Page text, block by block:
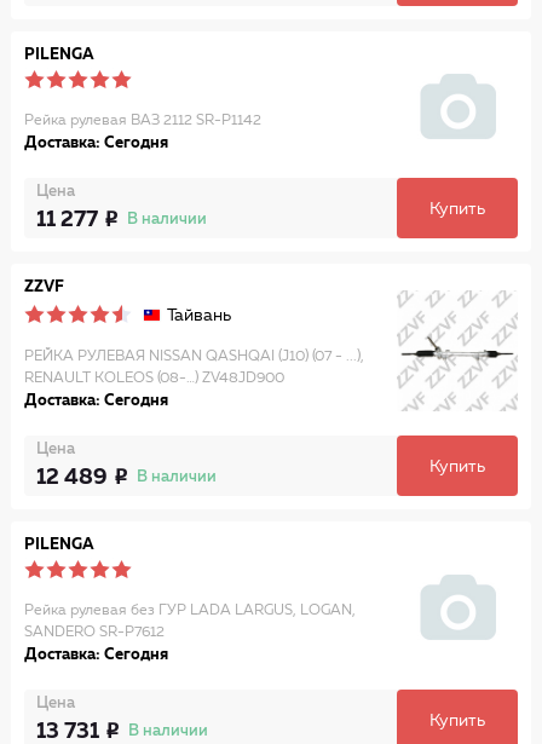
PILENGA
Рейка рулевая ВАЗ 2112 SR-P1142
Доставка: Сегодня
Цена
11 277 В наличии
Купить
ZZVF
Тайвань
РЕЙКА РУЛЕВАЯ NISSAN QASHQAI (J10) (07 - ...),
RENAULT KOLEOS (08-…) ZV48JD900
Доставка: Сегодня
Цена
12 489 В наличии
Купить
PILENGA
Рейка рулевая без ГУР LADA LARGUS, LOGAN,
SANDERO SR-P7612
Доставка: Сегодня
Цена
13 731 В наличии
Купить